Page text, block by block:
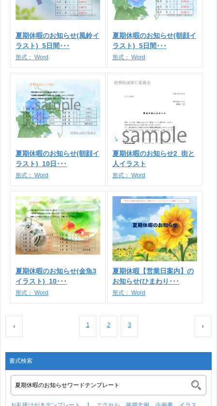
夏期休暇のお知らせ(風鈴イ
ラスト)_5日間･･･
形式： Word
夏期休暇のお知らせ(朝顔イ
ラスト)_5日間･･･
形式： Word
夏期休暇のお知らせ(朝顔イ
ラスト)_10日･･･
形式： Word
夏期休暇のお知らせ2_街と
人イラスト
形式： Word
夏期休暇のお知らせ(金魚3
イラスト)_10･･･
形式： Word
夏期休暇【営業日案内】の
お知らせ(ひまわり･･･
形式： Word
1 2 3
書式検索